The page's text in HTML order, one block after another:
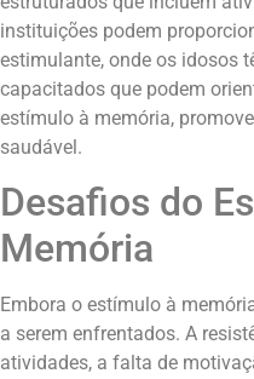
instituições podem
estimulante, onde os idosos
capacitados que podem
estímulo à memória,
saudável.
Desafios do
Memória
Embora o estímulo à
a serem enfrentados. A
atividades, a falta de